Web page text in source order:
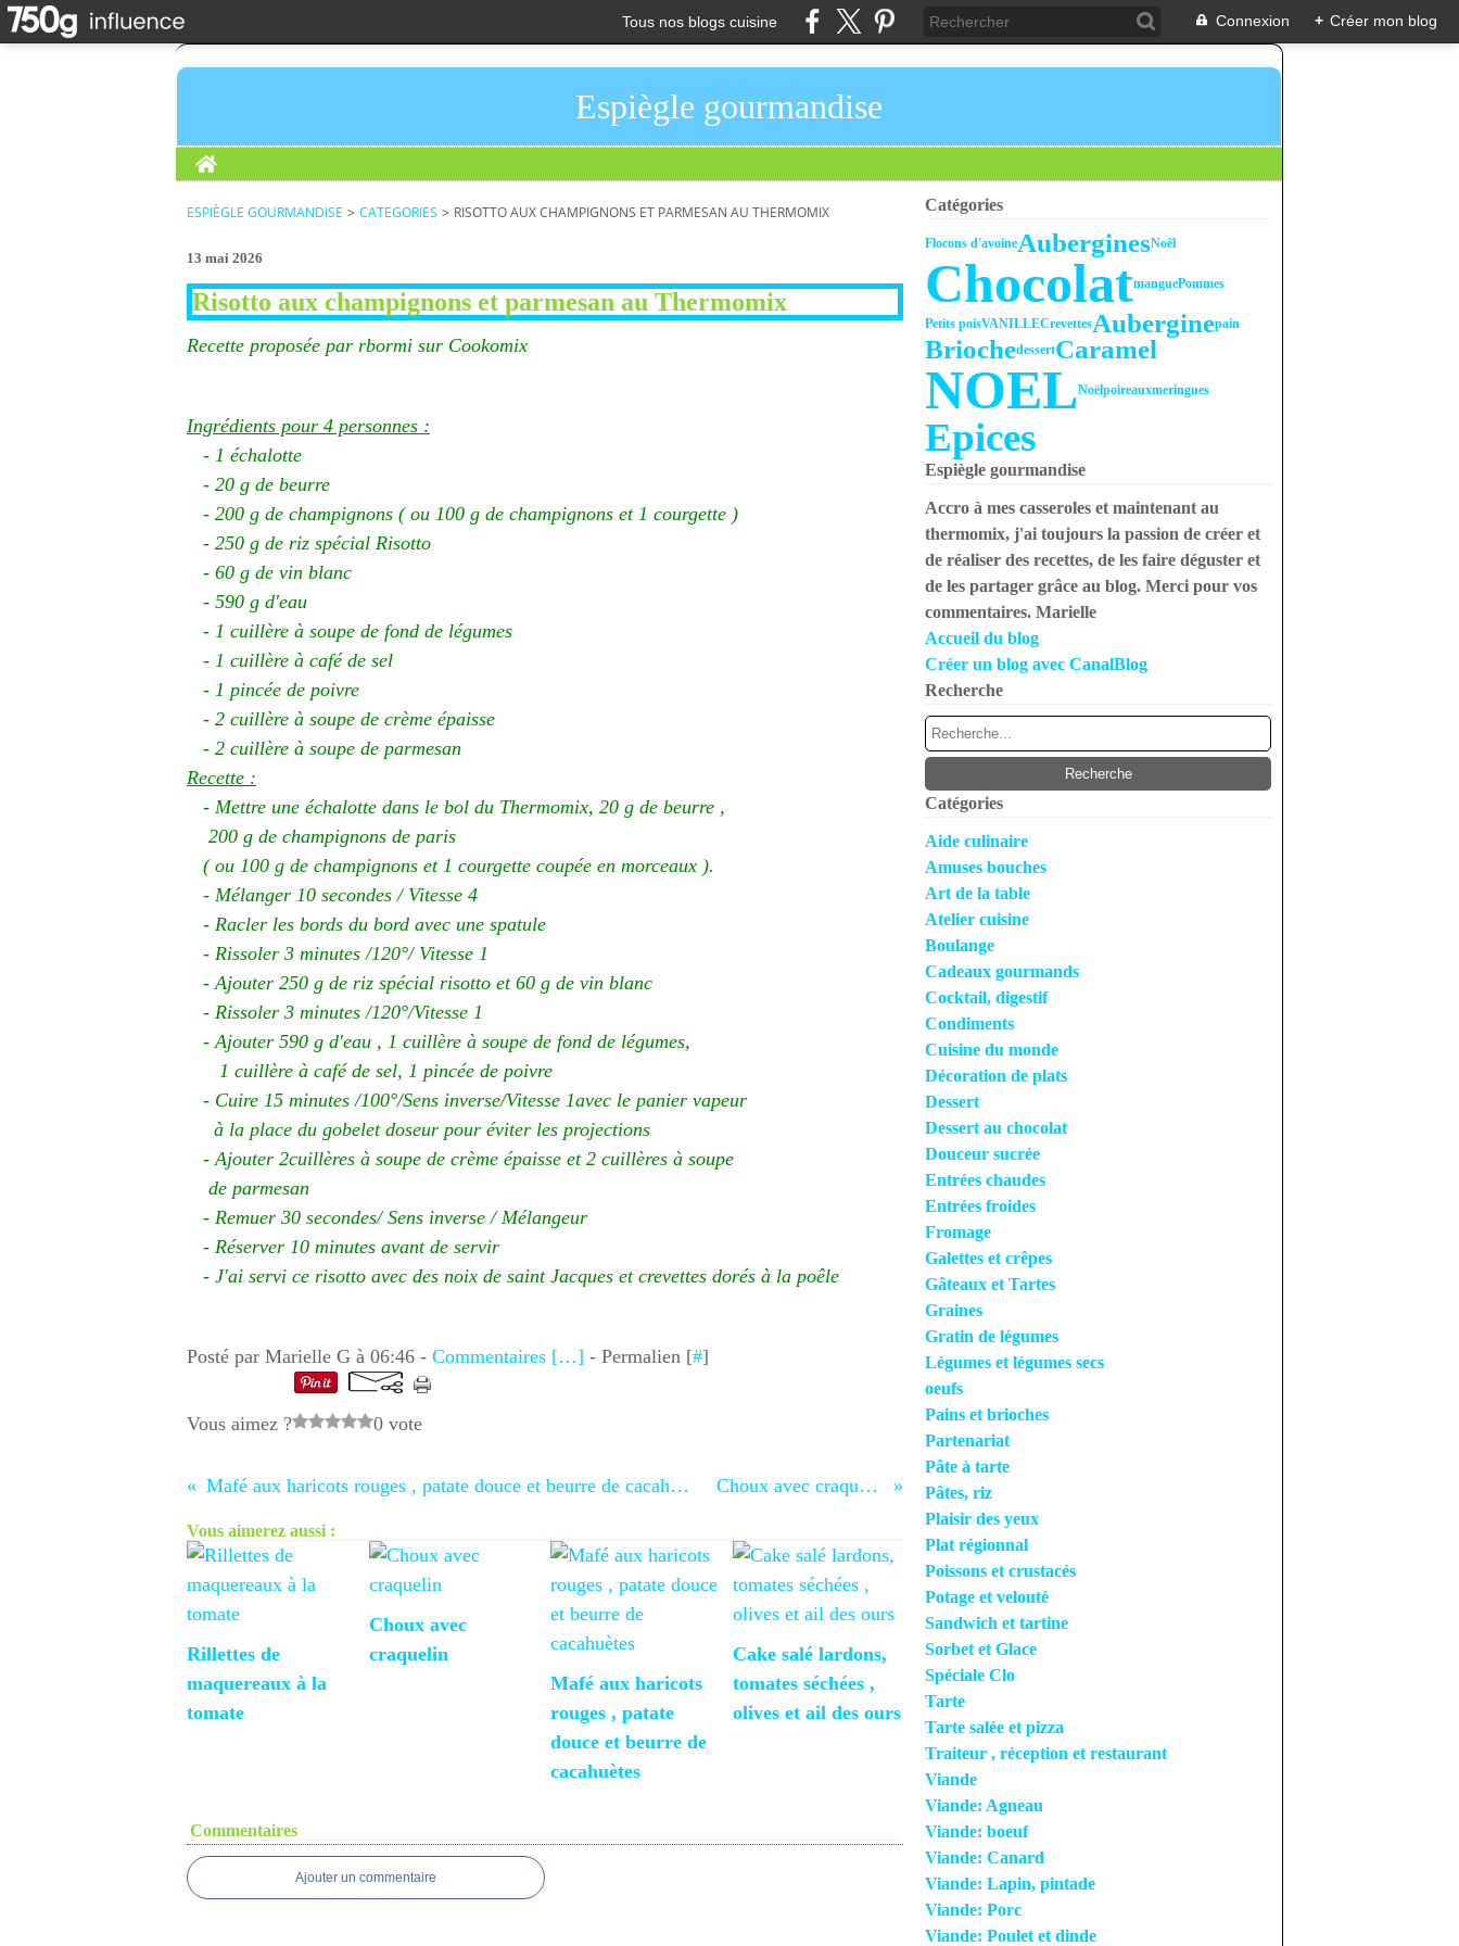
Tous nos blogs cuisine Connexion + Créer mon blog
Espiègle gourmandise
Home
ESPIÈGLE GOURMANDISE > CATEGORIES > RISOTTO AUX CHAMPIGNONS ET PARMESAN AU THERMOMIX
13 mai 2026
Risotto aux champignons et parmesan au Thermomix
Recette proposée par rbormi sur Cookomix
Ingrédients pour 4 personnes :
- 1 échalotte
- 20 g de beurre
- 200 g de champignons ( ou 100 g de champignons et 1 courgette )
- 250 g de riz spécial Risotto
- 60 g de vin blanc
- 590 g d'eau
- 1 cuillère à soupe de fond de légumes
- 1 cuillère à café de sel
- 1 pincée de poivre
- 2 cuillère à soupe de crème épaisse
- 2 cuillère à soupe de parmesan
Recette :
- Mettre une échalotte dans le bol du Thermomix, 20 g de beurre ,
200 g de champignons de paris
( ou 100 g de champignons et 1 courgette coupée en morceaux ).
- Mélanger 10 secondes / Vitesse 4
- Racler les bords du bord avec une spatule
- Rissoler 3 minutes /120°/ Vitesse 1
- Ajouter 250 g de riz spécial risotto et 60 g de vin blanc
- Rissoler 3 minutes /120°/Vitesse 1
- Ajouter 590 g d'eau , 1 cuillère à soupe de fond de légumes,
1 cuillère à café de sel, 1 pincée de poivre
- Cuire 15 minutes /100°/Sens inverse/Vitesse 1avec le panier vapeur
à la place du gobelet doseur pour éviter les projections
- Ajouter 2cuillères à soupe de crème épaisse et 2 cuillères à soupe
de parmesan
- Remuer 30 secondes/ Sens inverse / Mélangeur
- Réserver 10 minutes avant de servir
- J'ai servi ce risotto avec des noix de saint Jacques et crevettes dorés à la poêle
Posté par Marielle G à 06:46 - Commentaires […] - Permalien [#]
Vous aimez ? 0 vote
Mafé aux haricots rouges , patate douce et beurre de cacahuètes Choux avec craquelin
Vous aimerez aussi :
Rillettes de
maquereaux à la
tomate
Choux avec
craquelin
Mafé aux haricots
rouges , patate
douce et beurre de
cacahuètes
Cake salé lardons,
tomates séchées ,
olives et ail des ours
Commentaires
Ajouter un commentaire
Catégories
Flocons d'avoineAuberginesNoêl
ChocolatmanguePommes
Petits poisVANILLECrevettesAuberginepain
BriochedessertCaramel
NOELNoëlpoireauxmeringues
Epices
Espiègle gourmandise
Accro à mes casseroles et maintenant au
thermomix, j'ai toujours la passion de créer et
de réaliser des recettes, de les faire déguster et
de les partager grâce au blog. Merci pour vos
commentaires. Marielle
Accueil du blog
Créer un blog avec CanalBlog
Recherche
Catégories
Aide culinaire
Amuses bouches
Art de la table
Atelier cuisine
Boulange
Cadeaux gourmands
Cocktail, digestif
Condiments
Cuisine du monde
Décoration de plats
Dessert
Dessert au chocolat
Douceur sucrée
Entrées chaudes
Entrées froides
Fromage
Galettes et crêpes
Gâteaux et Tartes
Graines
Gratin de légumes
Légumes et légumes secs
oeufs
Pains et brioches
Partenariat
Pâte à tarte
Pâtes, riz
Plaisir des yeux
Plat régionnal
Poissons et crustacés
Potage et velouté
Sandwich et tartine
Sorbet et Glace
Spéciale Clo
Tarte
Tarte salée et pizza
Traiteur , réception et restaurant
Viande
Viande: Agneau
Viande: boeuf
Viande: Canard
Viande: Lapin, pintade
Viande: Porc
Viande: Poulet et dinde